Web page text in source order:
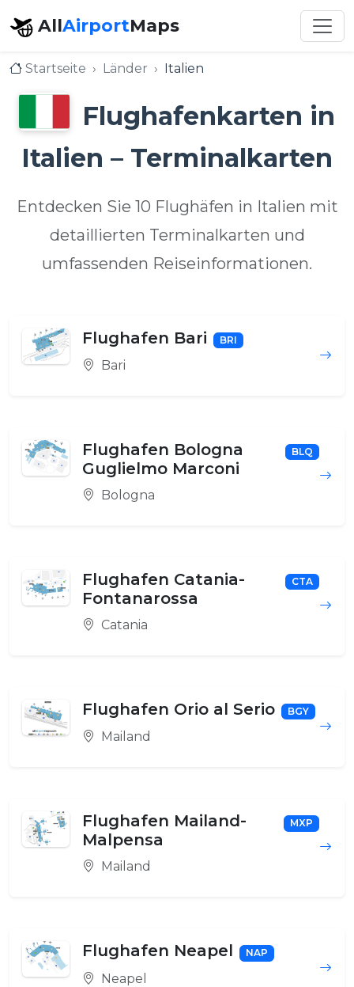
AllAirportMaps
Startseite Länder Italien
Flughafenkarten in
Italien – Terminalkarten
Entdecken Sie 10 Flughäfen in Italien mit
detaillierten Terminalkarten und
umfassenden Reiseinformationen.
Flughafen Bari BRI
Bari
Flughafen Bologna
Guglielmo Marconi
BLQ
Bologna
Flughafen Catania-
Fontanarossa
CTA
Catania
Flughafen Orio al Serio BGY
Mailand
Flughafen Mailand-
Malpensa
MXP
Mailand
Flughafen Neapel NAP
Neapel